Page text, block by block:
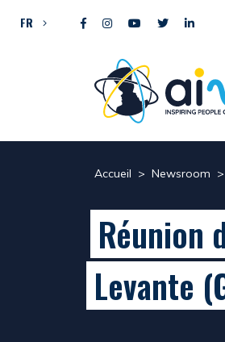
FR
Accueil > Newsroom >
Réunion
Levante